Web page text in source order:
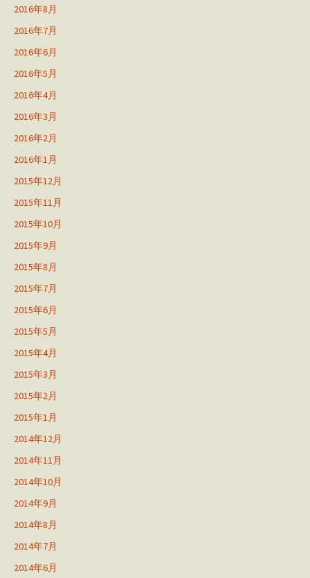
2016年8月
2016年7月
2016年6月
2016年5月
2016年4月
2016年3月
2016年2月
2016年1月
2015年12月
2015年11月
2015年10月
2015年9月
2015年8月
2015年7月
2015年6月
2015年5月
2015年4月
2015年3月
2015年2月
2015年1月
2014年12月
2014年11月
2014年10月
2014年9月
2014年8月
2014年7月
2014年6月